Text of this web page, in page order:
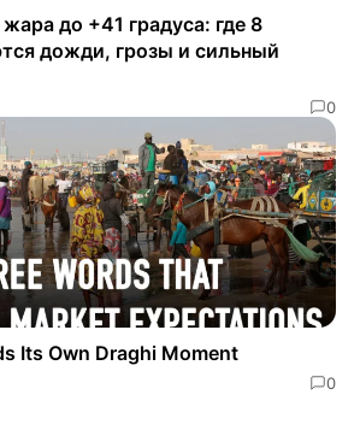
до +41 градуса: где 8
дожди, грозы и сильный
0
Its Own Draghi Moment
0